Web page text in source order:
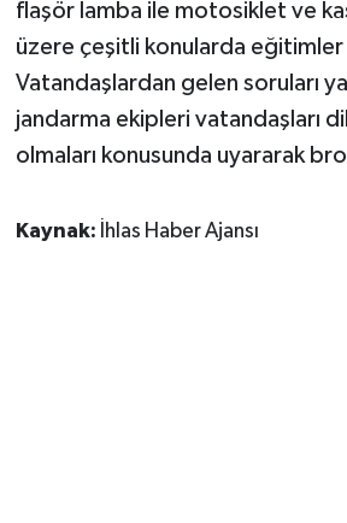
flaşör lamba ile motosiklet ve
üzere çeşitli konularda
Vatandaşlardan gelen soruları
jandarma ekipleri vatandaşları
olmaları konusunda uyararak
Kaynak: İhlas Haber Ajansı